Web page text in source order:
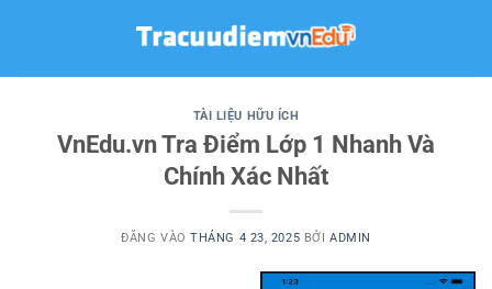
TÀI LIỆU HỮU ÍCH
VnEdu.vn Tra Điểm Lớp 1 Nhanh Và
Chính Xác Nhất
ĐĂNG VÀOTHÁNG 4 23, 2025 BỞI ADMIN